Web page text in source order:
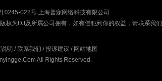
0245-022号 上海普寐网络科技有限公司
权为DJ及所属公司拥有，如有侵犯到你的权益，请联系我们
明 /联系我们 /投诉建议 / 网站地图
All Rights Reserved.